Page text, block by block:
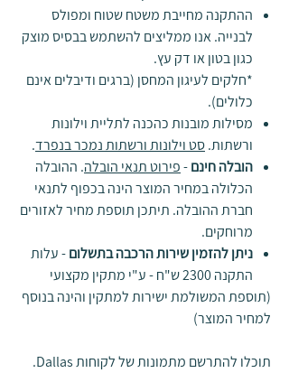
ההתקנה מחייבת משטח שטוח ומפולס
לבנייה. אנו ממליצים להשתמש בבסיס מוצק
כגון בטון או דק עץ.
*חלקים לעיגון המחסן (ברגים ודיבלים אינם
כלולים).
מסילות מובנות כהכנה לתליית וילונות
ורשתות.סט וילונות ורשתות נמכר בנפרד.
הובלה חינם-פירוט תנאי הובלה. ההובלה
הכלולה במחיר המוצר הינה בכפוף לתנאי
חברת ההובלה. תיתכן תוספת מחיר לאזורים
מרוחקים.
ניתן להזמין שירות הרכבה בתשלום- עלות
התקנה 2300 ש"ח - ע"י מתקין מקצועי
(תוספת המשולמת ישירות למתקין והינה בנוסף
למחיר המוצר)
תוכלו להתרשם מתמונות של לקוחות Dallas.